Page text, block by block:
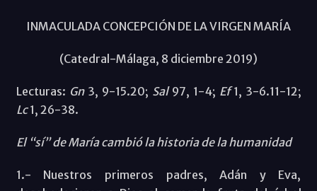
INMACULADA CONCEPCIÓN DE LA VIRGEN MARÍA
(Catedral-Málaga, 8 diciembre 2019)
Lecturas: Gn3, 9-15.20; Sal97, 1-4; Ef1, 3-6.11-12;
Lc1, 26-38.
El “sí” de María cambió la historia de la humanidad
1.- Nuestros primeros padres, Adán y Eva,